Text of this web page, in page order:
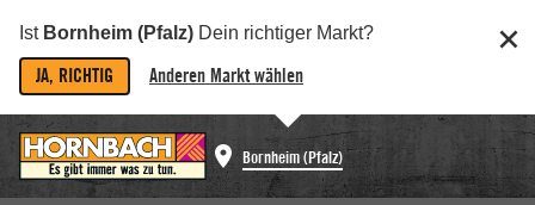
Ist Bornheim (Pfalz) Dein richtiger Markt?
JA, RICHTIG Anderen Markt wählen
Bornheim (Pfalz)